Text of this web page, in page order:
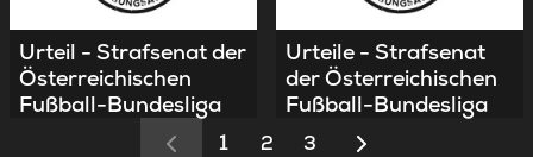
Urteil - Strafsenat der
Österreichischen
Fußball-Bundesliga
Urteile - Strafsenat
der Österreichischen
Fußball-Bundesliga
1
2 3